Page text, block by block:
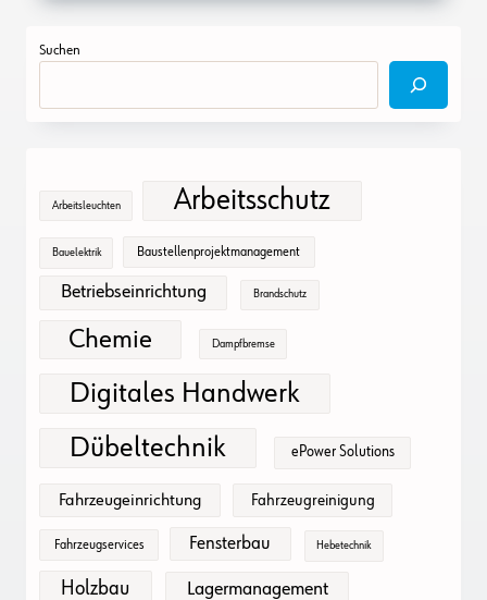
Suchen
Arbeitsleuchten Arbeitsschutz
Bauelektrik Baustellenprojektmanagement
Betriebseinrichtung Brandschutz
Chemie Dampfbremse
Digitales Handwerk
Dübeltechnik
ePower Solutions
Fahrzeugeinrichtung Fahrzeugreinigung
Fahrzeugservices Fensterbau Hebetechnik
Holzbau Lagermanagement